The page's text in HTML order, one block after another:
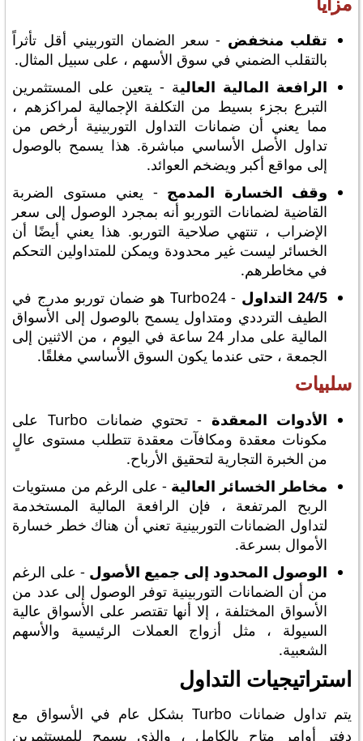
تقلب منخفض - سعر الضمان التوربيني أقل تأثراً
بالتقلب الضمني في سوق الأسهم ، على سبيل المثال.
الرافعة المالية العالية - يتعين على المستثمرين
التبرع بجزء بسيط من التكلفة الإجمالية لمراكزهم ،
مما يعني أن ضمانات التداول التوربينية أرخص من
تداول الأصل الأساسي مباشرة. هذا يسمح بالوصول
إلى مواقع أكبر ويضخم العوائد.
وقف الخسارة المدمج - يعني مستوى الضربة
القاضية لضمانات التوربو أنه بمجرد الوصول إلى سعر
الإضراب ، تنتهي صلاحية التوربو. هذا يعني أيضًا أن
الخسائر ليست غير محدودة ويمكن للمتداولين التحكم
في مخاطرهم.
24/5 التداول
- Turbo24 هو ضمان توربو مدرج في
الطيف الترددي ومتداول يسمح بالوصول إلى الأسواق
المالية على مدار 24 ساعة في اليوم ، من الاثنين إلى
الجمعة ، حتى عندما يكون السوق الأساسي مغلقًا.
سلبيات
الأدوات المعقدة
- تحتوي ضمانات Turbo على
مكونات معقدة ومكافآت معقدة تتطلب مستوى عالٍ
من الخبرة التجارية لتحقيق الأرباح.
مخاطر الخسائر العالية - على الرغم من مستويات
الربح المرتفعة ، فإن الرافعة المالية المستخدمة
لتداول الضمانات التوربينية تعني أن هناك خطر خسارة
الأموال بسرعة.
الوصول المحدود إلى جميع الأصول - على الرغم
من أن الضمانات التوربينية توفر الوصول إلى عدد من
الأسواق المختلفة ، إلا أنها تقتصر على الأسواق عالية
السيولة ، مثل أزواج العملات الرئيسية والأسهم
الشعبية.
استراتيجيات التداول
يتم تداول ضمانات Turbo بشكل عام في الأسواق مع
دفتر أوامر متاح بالكامل ، والذي يسمح للمستثمرين